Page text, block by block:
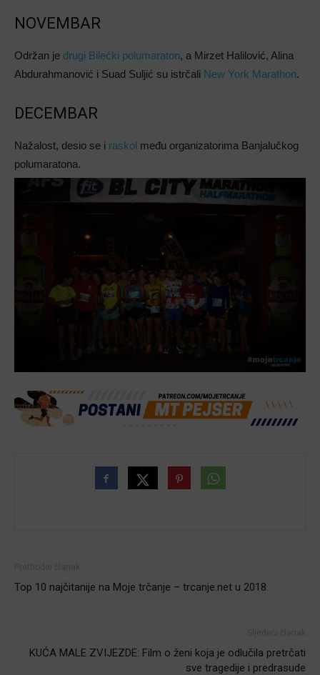
NOVEMBAR
Održan je drugi Bilećki polumaraton, a Mirzet Halilović, Alina
Abdurahmanović i Suad Suljić su istrčali New York Marathon.
DECEMBAR
Nažalost, desio se i raskol među organizatorima Banjalučkog
polumaratona.
Top 10 najčitanije na Moje trčanje – trcanje.net u 2018.
KUĆA MALE ZVIJEZDE: Film o ženi koja je odlučila pretrčati
sve tragedije i predrasude